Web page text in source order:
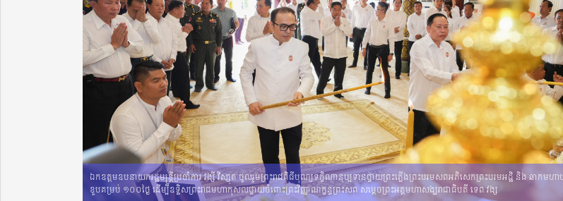
ឯកឧត្ដមឧបនាយករដ្ឋមន្ត្រីប្រចាំការ វង្សី វិស្សុត ចូលរួមព្រះរាជពិធីបុណ្យទក្ខិណានុប្បទានថ្វាយព្រះភ្លើងព្រះបរមសពអភិសេកព្រះបរមអដ្ឋិ និង ឆាកមហ
ខួបគម្រប់ ១០០ថ្ងៃ ដើម្បីឧទ្ទិសព្រះរាជមហាកុសលថ្វាយចំពោះព្រះវិញ្ញាណក្ខន្ធព្រះសព សម្ដេចព្រះអគ្គមហាសង្ឃរាជាធិបតី ទេព វង្ស